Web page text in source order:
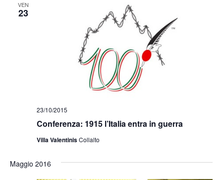
VEN
23
Conferenza: 1915 l’Italia entra in guerra
23/10/2015
Villa ValentinisCollalto
Maggio 2016